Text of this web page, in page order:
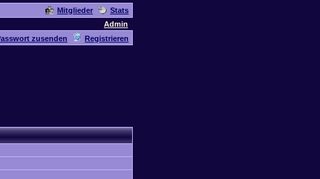
Mitglieder
Stats
Admin
zusenden Registrieren